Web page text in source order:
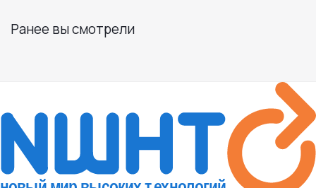
Ранее вы смотрели